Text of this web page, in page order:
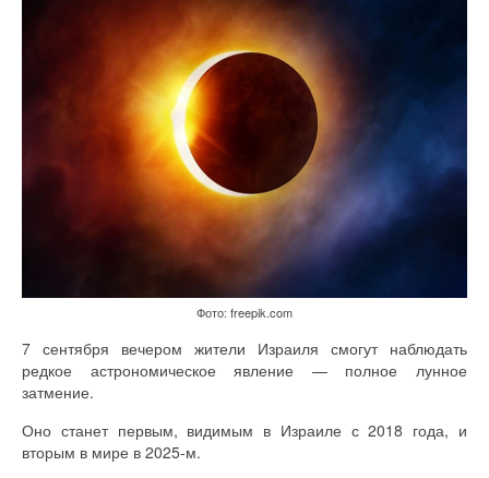
Фото: freepik.com
7 сентября вечером жители Израиля смогут наблюдать
редкое астрономическое явление — полное лунное
затмение.
Оно станет первым, видимым в Израиле с 2018 года, и
вторым в мире в 2025-м.